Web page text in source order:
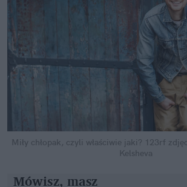
Miły chłopak, czyli właściwie jaki? 123rf
Kelsheva
Mówisz, masz